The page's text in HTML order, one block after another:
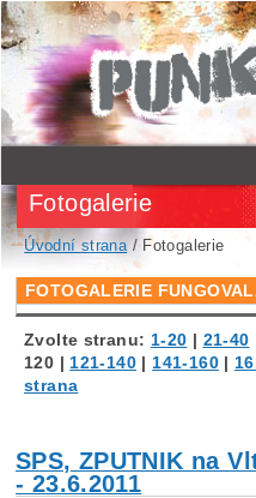
Fotogalerie
Úvodní strana/ Fotogalerie
FOTOGALERIE
Zvolte stranu: 1-20 | 21-40
120 | 121-140 | 141-160|
strana
SPS, ZPUTNIK na
- 23.6.2011